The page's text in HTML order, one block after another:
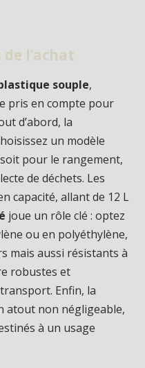
l’achat
souple,
pris en compte pour
d’abord, la
un modèle
pour le rangement,
de déchets. Les
capacité, allant de 12 L
joue un rôle clé : optez
ou en polyéthylène,
mais aussi résistants à
robustes et
Enfin, la
atout non négligeable,
à un usage